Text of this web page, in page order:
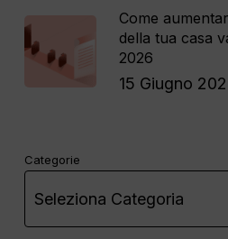
Come
della tua casa
2026
15 Giugno
Categorie
Seleziona Categoria